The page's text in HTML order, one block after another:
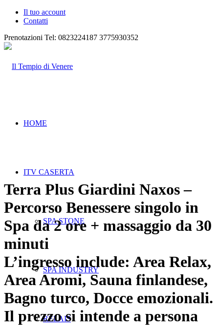
Il tuo account
Contatti
Prenotazioni Tel: 0823224187 3775930352
HOME
ITV CASERTA
SPA STONE
SPA INDUSTRY
RELAIS
Terra Plus Giardini Naxos –
Percorso Benessere singolo in
Spa da 2 ore + massaggio da 30
minuti
L’ingresso include: Area Relax,
Area Aromi, Sauna finlandese,
Bagno turco, Docce emozionali.
Il prezzo si intende a persona